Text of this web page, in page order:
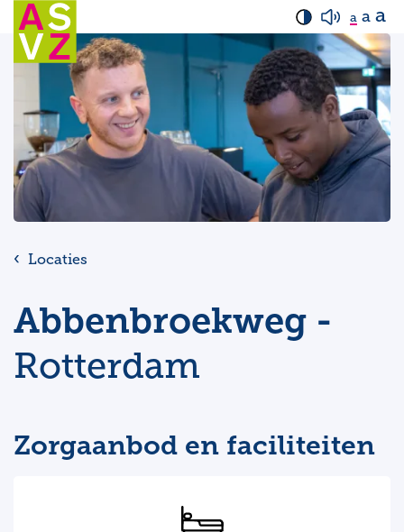
a a a
Locaties
Abbenbroekweg -
Rotterdam
Zorgaanbod en faciliteiten